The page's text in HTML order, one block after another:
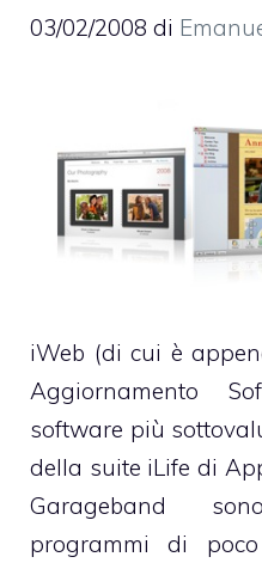
03/02/2008 di
iWeb (di cui è
Aggiornamento
software più
della suite iLife di
Garageband
programmi di